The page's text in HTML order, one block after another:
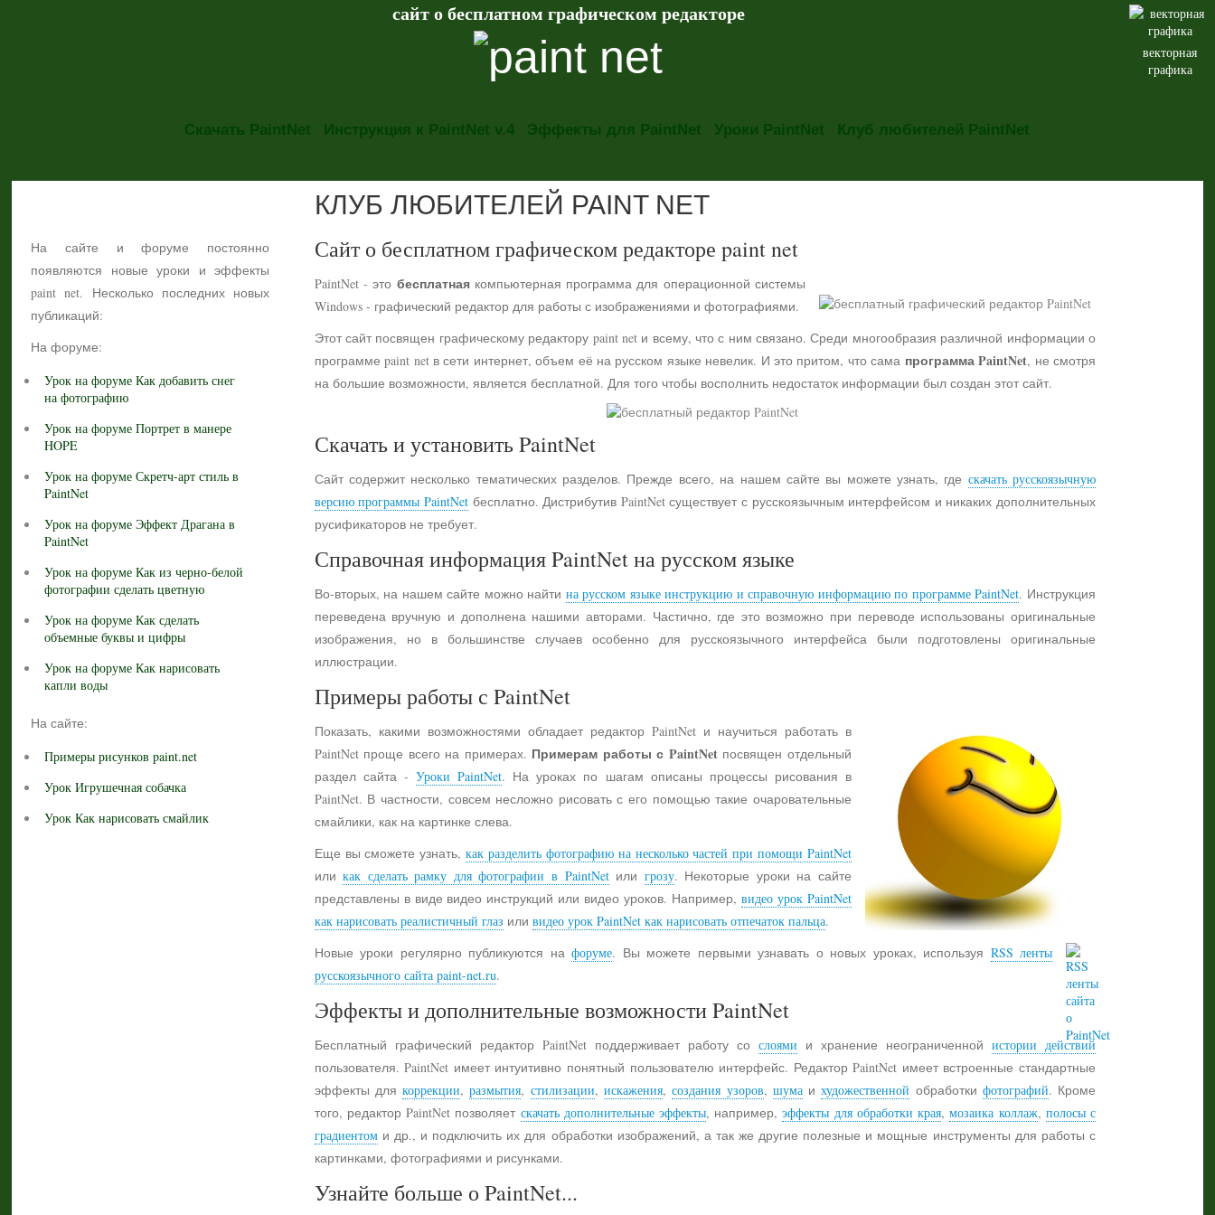
векторная
графика
сайт о бесплатном графическом редакторе
Скачать PaintNet Инструкция к PaintNet v.4 Эффекты для PaintNet Уроки PaintNet Клуб любителей PaintNet
На сайте и форуме постоянно
появляются новые уроки и эффекты
paint net. Несколько последних новых
публикаций:
На форуме:
Урок на форуме Как добавить снег
на фотографию
Урок на форуме Портрет в манере
HOPE
Урок на форуме Скретч-арт стиль в
PaintNet
Урок на форуме Эффект Драгана в
PaintNet
Урок на форуме Как из черно-белой
фотографии сделать цветную
Урок на форуме Как сделать
объемные буквы и цифры
Урок на форуме Как нарисовать
капли воды
На сайте:
Примеры рисунков paint.net
Урок Игрушечная собачка
Урок Как нарисовать смайлик
КЛУБ ЛЮБИТЕЛЕЙ PAINT NET
Сайт о бесплатном графическом редакторе paint net
PaintNet - это бесплатнаякомпьютерная программа для операционной системы
Windows - графический редактор для работы с изображениями и фотографиями.
Этот сайт посвящен графическому редактору paint net и всему, что с ним связано. Среди многообразия различной информации о
программе paint net в сети интернет, объем её на русском языке невелик. И это притом, что сама программа PaintNet, не смотря
на большие возможности, является бесплатной. Для того чтобы восполнить недостаток информации был создан этот сайт.
Скачать и установить PaintNet
Сайт содержит несколько тематических разделов. Прежде всего, на нашем сайте вы можете узнать, где скачать русскоязычную
версию программы PaintNetбесплатно. Дистрибутив PaintNet существует с русскоязычным интерфейсом и никаких дополнительных
русификаторов не требует.
Справочная информация PaintNet на русском языке
Во-вторых, на нашем сайте можно найти на русском языке инструкцию и справочную информацию по программе PaintNet. Инструкция
переведена вручную и дополнена нашими авторами. Частично, где это возможно при переводе использованы оригинальные
изображения, но в большинстве случаев особенно для русскоязычного интерфейса были подготовлены оригинальные
иллюстрации.
Примеры работы с PaintNet
Показать, какими возможностями обладает редактор PaintNet и научиться работать в
PaintNet проще всего на примерах. Примерам работы с PaintNetпосвящен отдельный
раздел сайта -Уроки PaintNet. На уроках по шагам описаны процессы рисования в
PaintNet. В частности, совсем несложно рисовать с его помощью такие очаровательные
смайлики, как на картинке слева.
Еще вы сможете узнать,как разделить фотографию на несколько частей при помощи PaintNet
иликак сделать рамку для фотографии в PaintNetили грозу. Некоторые уроки на сайте
представлены в виде видео инструкций или видео уроков. Например,видео урок PaintNet
как нарисовать реалистичный глаз или видео урок PaintNet как нарисовать отпечаток пальца.
Новые уроки регулярно публикуются нафоруме. Вы можете первыми узнавать о новых уроках, используя RSS ленты
русскоязычного сайта paint-net.ru.
Эффекты и дополнительные возможности PaintNet
Бесплатный графический редактор PaintNet поддерживает работу со слоями и хранение неограниченной истории действий
пользователя. PaintNet имеет интуитивно понятный пользователю интерфейс. Редактор PaintNet имеет встроенные стандартные
эффекты длякоррекции,размытия, стилизации, искажения,создания узоров, шумаихудожественной обработки фотографий. Кроме
того, редактор PaintNet позволяет скачать дополнительные эффекты, например,эффекты для обработки края,мозаика коллаж, полосы с
градиентоми др., и подключить их для обработки изображений, а так же другие полезные и мощные инструменты для работы с
картинками, фотографиями и рисунками.
Узнайте больше о PaintNet...